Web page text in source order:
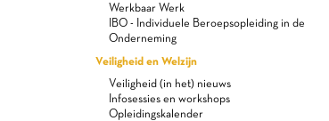
Werkbaar Werk
IBO - Individuele Beroepsopleiding in de
Onderneming
Veiligheid en Welzijn
Veiligheid (in het) nieuws
Infosessies en workshops
Opleidingskalender